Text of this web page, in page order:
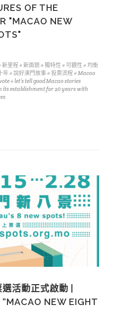
OF THE
"MACAO NEW
新里程 # 新面貌# 獨特性 # 可觀性 # 均衡
年# 說好澳門故事# 投票流程 # Macao
# let’s tell good Macao stories
its establishment for 20 years with
活動正式啟動 |
NEW EIGHT